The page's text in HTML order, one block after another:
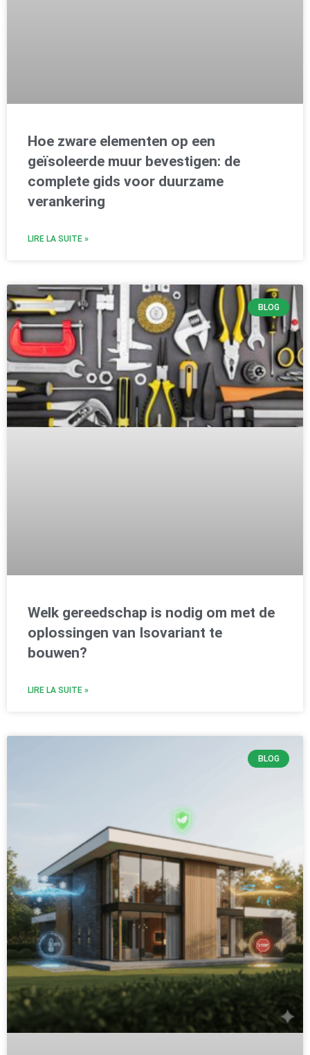
Hoe zware elementen op een
geïsoleerde muur bevestigen: de
complete gids voor duurzame
verankering
LIRE LA SUITE »
BLOG
Welk gereedschap is nodig om met de
oplossingen van Isovariant te
bouwen?
LIRE LA SUITE »
BLOG